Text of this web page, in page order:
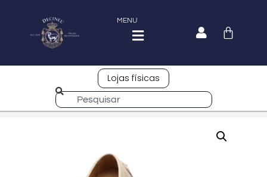
MENU
Lojas físicas